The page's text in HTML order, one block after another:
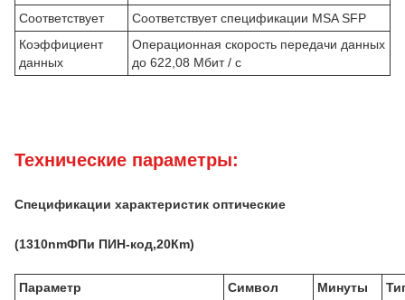
Соответствует
Соответствует спецификации MSA SFP
Коэффициент
данных
Операционная скорость передачи данных
до 622,08 Мбит / с
Технические параметры:
Спецификации характеристик оптические
(1310nmФПи ПИН-код,20Кm)
Параметр Символ Минуты